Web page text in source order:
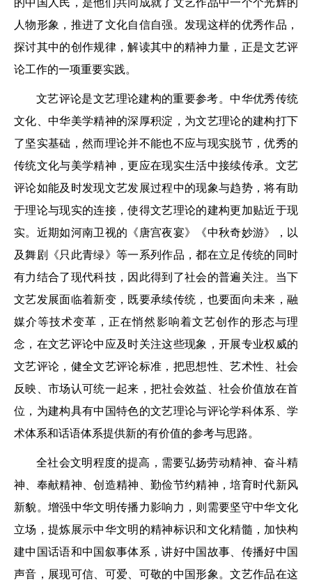
人物形象，推进了文化自信自强。发现这样的优秀作品，
探讨其中的创作规律，解读其中的精神力量，正是文艺评
论工作的一项重要实践。
文艺评论是文艺理论建构的重要参考。中华优秀传统
文化、中华美学精神的深厚积淀，为文艺理论的建构打下
了坚实基础，然而理论并不能也不应与现实脱节，优秀的
传统文化与美学精神，更应在现实生活中接续传承。文艺
评论如能及时发现文艺发展过程中的现象与趋势，将有助
于理论与现实的连接，使得文艺理论的建构更加贴近于现
实。近期如河南卫视的《唐宫夜宴》《中秋奇妙游》，以
及舞剧《只此青绿》等一系列作品，都在立足传统的同时
有力结合了现代科技，因此得到了社会的普遍关注。当下
文艺发展面临着新变，既要承续传统，也要面向未来，融
媒介等技术变革，正在悄然影响着文艺创作的形态与理
念，在文艺评论中应及时关注这些现象，开展专业权威的
文艺评论，健全文艺评论标准，把思想性、艺术性、社会
反映、市场认可统一起来，把社会效益、社会价值放在首
位，为建构具有中国特色的文艺理论与评论学科体系、学
术体系和话语体系提供新的有价值的参考与思路。
全社会文明程度的提高，需要弘扬劳动精神、奋斗精
神、奉献精神、创造精神、勤俭节约精神，培育时代新风
新貌。增强中华文明传播力影响力，则需要坚守中华文化
立场，提炼展示中华文明的精神标识和文化精髓，加快构
建中国话语和中国叙事体系，讲好中国故事、传播好中国
声音，展现可信、可爱、可敬的中国形象。文艺作品在这